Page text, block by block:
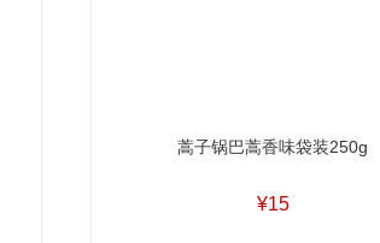
蒿子锅巴蒿香味袋装250g
¥15